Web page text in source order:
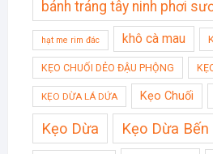
bánh tráng tây ninh phơi
hạt me rim đác khô cà mau
KẸO CHUỐI DẺO ĐẬU PHỘNG
KẸO DỪA LÁ DỨA Kẹo Chuối
Kẹo Dừa Kẹo Dừa Bến